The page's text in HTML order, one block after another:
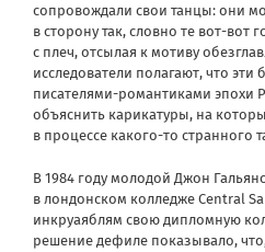
сопровождали свои танцы: они
в сторону так, словно те вот-вот
с плеч, отсылая к мотиву
исследователи полагают, что
писателями-романтиками эпохи
объяснить карикатуры, на
в процессе какого-то странного
В 1984 году молодой Джон
в лондонском колледже Central
инкруаяблям свою дипломную
решение дефиле показывало,